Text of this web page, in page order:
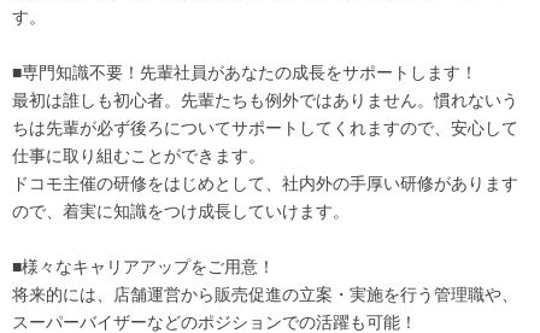
す。
■専門知識不要！先輩社員があなたの成長をサポートします！
最初は誰しも初心者。先輩たちも例外ではありません。慣れないう
ちは先輩が必ず後ろについてサポートしてくれますので、安心して
仕事に取り組むことができます。
ドコモ主催の研修をはじめとして、社内外の手厚い研修があります
ので、着実に知識をつけ成長していけます。
■様々なキャリアアップをご用意！
将来的には、店舗運営から販売促進の立案・実施を行う管理職や、
スーパーバイザーなどのポジションでの活躍も可能！